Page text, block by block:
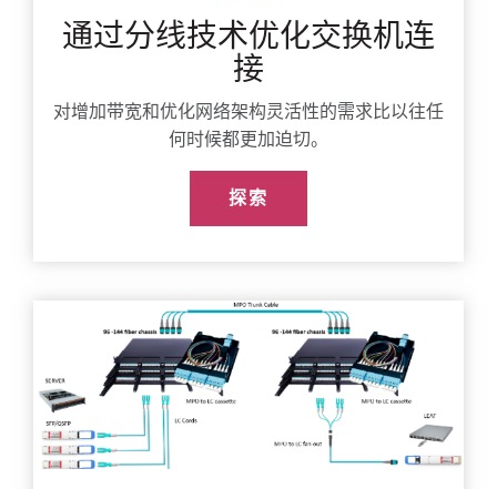
通过分线技术优化交换机连
接
对增加带宽和优化网络架构灵活性的需求比以往任
何时候都更加迫切。
探索